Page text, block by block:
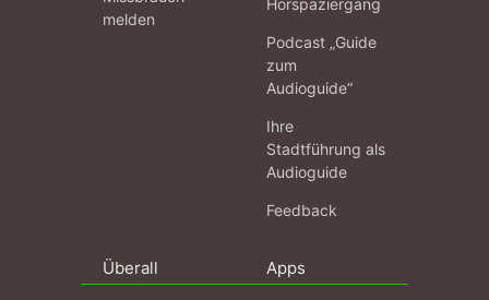
melden
Podcast „Guide
zum
Audioguide“
Ihre
Stadtführung als
Audioguide
Feedback
Überall Apps